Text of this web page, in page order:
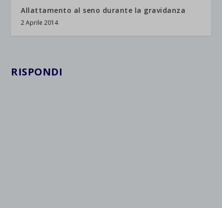
Allattamento al seno durante la gravidanza
2 Aprile 2014
RISPONDI